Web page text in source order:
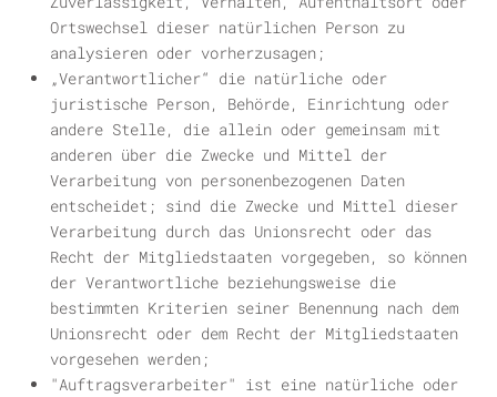
Ortswechsel dieser natürlichen Person zu
analysieren oder vorherzusagen;
„Verantwortlicher“ die natürliche oder
juristische Person, Behörde, Einrichtung oder
andere Stelle, die allein oder gemeinsam mit
anderen über die Zwecke und Mittel der
Verarbeitung von personenbezogenen Daten
entscheidet; sind die Zwecke und Mittel dieser
Verarbeitung durch das Unionsrecht oder das
Recht der Mitgliedstaaten vorgegeben, so können
der Verantwortliche beziehungsweise die
bestimmten Kriterien seiner Benennung nach dem
Unionsrecht oder dem Recht der Mitgliedstaaten
vorgesehen werden;
"Auftragsverarbeiter" ist eine natürliche oder